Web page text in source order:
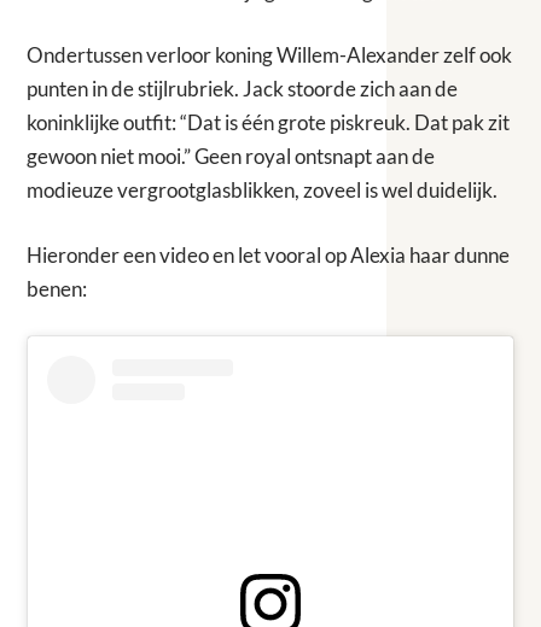
Ondertussen verloor koning Willem-Alexander zelf ook
punten in de stijlrubriek. Jack stoorde zich aan de
koninklijke outfit: “Dat is één grote piskreuk. Dat pak zit
gewoon niet mooi.” Geen royal ontsnapt aan de
modieuze vergrootglasblikken, zoveel is wel duidelijk.
Hieronder een video en let vooral op Alexia haar dunne
benen: